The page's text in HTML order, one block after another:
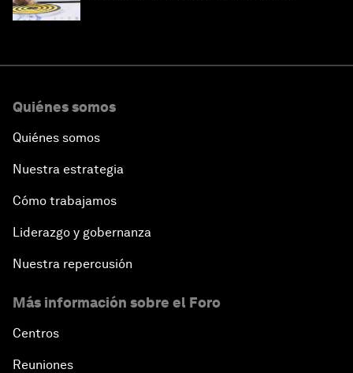
Quiénes somos
Quiénes somos
Nuestra estrategia
Cómo trabajamos
Liderazgo y gobernanza
Nuestra repercusión
Más información sobre el Foro
Centros
Reuniones